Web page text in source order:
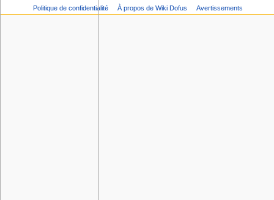
Politique de confidentialité À propos de Wiki Dofus Avertissements